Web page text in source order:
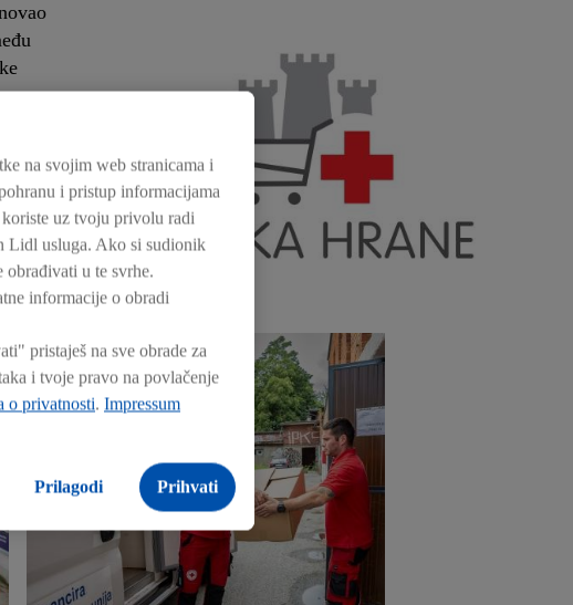
ili
na svojim web stranicama i
i pristup informacijama
uz tvoju privolu radi
Lidl usluga. Ako si sudionik
u te svrhe.
informacije o obradi
pristaješ na sve obrade za
i tvoje pravo na povlačenje
o privatnosti. Impressum
Prilagodi Prihvati